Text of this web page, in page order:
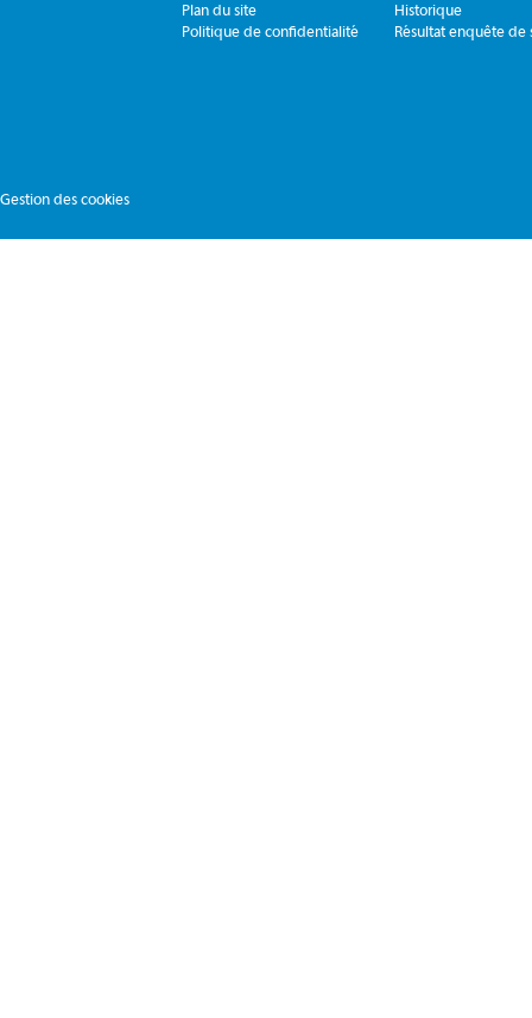
Plan du site
Politique de confidentialité
Historique
Résultat enquête de
Gestion des cookies